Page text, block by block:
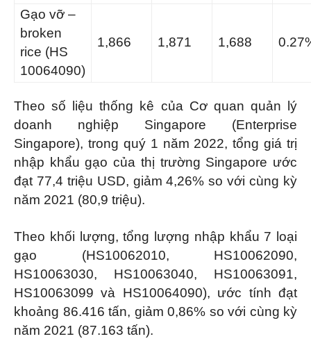
Gạo vỡ –
broken
rice (HS
10064090)
1,866 1,871 1,688
Theo số liệu thống kê của Cơ quan quản lý
doanh nghiệp Singapore (Enterprise
Singapore), trong quý 1 năm 2022, tổng giá trị
nhập khẩu gạo của thị trường Singapore ước
đạt 77,4 triệu USD, giảm 4,26% so với cùng kỳ
năm 2021 (80,9 triệu).
Theo khối lượng, tổng lượng nhập khẩu 7 loại
gạo (HS10062010, HS10062090,
HS10063030, HS10063040, HS10063091,
HS10063099 và HS10064090), ước tính đạt
khoảng 86.416 tấn, giảm 0,86% so với cùng kỳ
năm 2021 (87.163 tấn).